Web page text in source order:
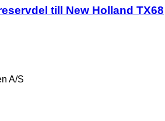
till New Holland TX68
A/S